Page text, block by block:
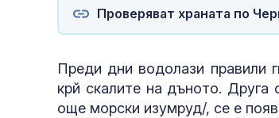
Проверяват храната по
Преди дни водолази правили
крй скалите на дъното.
още морски изумруд/, се е